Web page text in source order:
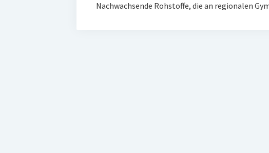
Nachwachsende Rohstoffe, die an regionalen